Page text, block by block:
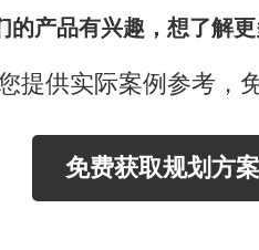
的产品有兴趣，想了解
提供实际案例参考，
免费获取规划方案